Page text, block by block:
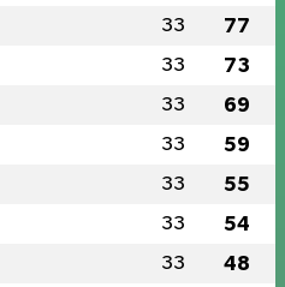
33 77
33 73
33 69
33 59
33 55
33 54
33 48